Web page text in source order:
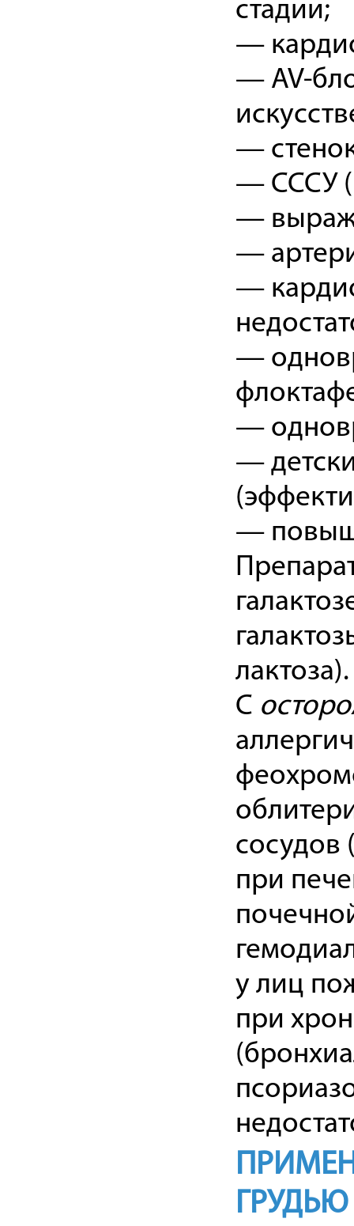
стадии;
—
— AV-
—
— СССУ
—
—
—
—
—
—
—
лактоза).
С
сосудов
при
у лиц
при
ГРУДЬЮ